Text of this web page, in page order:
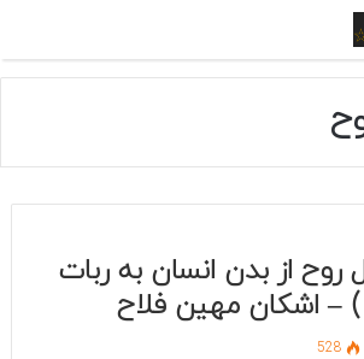
روح از بدن انسان به ربات
528